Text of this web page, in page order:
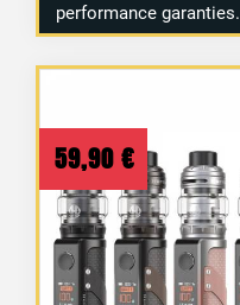
performance garanties.
59,90 €